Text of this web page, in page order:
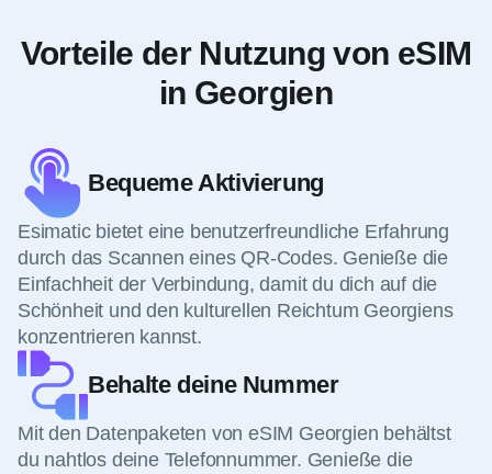
Vorteile der Nutzung von eSIM
in Georgien
Bequeme Aktivierung
Esimatic bietet eine benutzerfreundliche Erfahrung
durch das Scannen eines QR-Codes. Genieße die
Einfachheit der Verbindung, damit du dich auf die
Schönheit und den kulturellen Reichtum Georgiens
konzentrieren kannst.
Behalte deine Nummer
Mit den Datenpaketen von eSIM Georgien behältst
du nahtlos deine Telefonnummer. Genieße die